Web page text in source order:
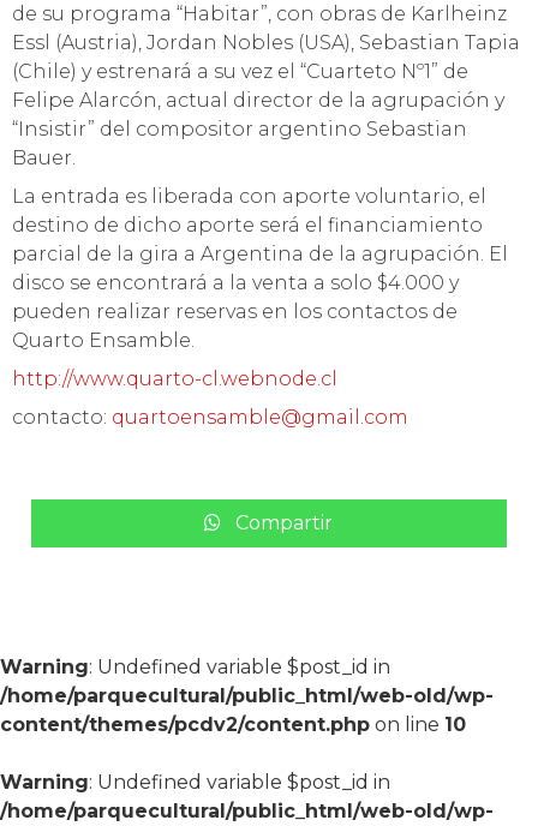
de su programa “Habitar”, con obras de Karlheinz
Essl (Austria), Jordan Nobles (USA), Sebastian Tapia
(Chile) y estrenará a su vez el “Cuarteto Nº1” de
Felipe Alarcón, actual director de la agrupación y
“Insistir” del compositor argentino Sebastian
Bauer.
La entrada es liberada con aporte voluntario, el
destino de dicho aporte será el financiamiento
parcial de la gira a Argentina de la agrupación. El
disco se encontrará a la venta a solo $4.000 y
pueden realizar reservas en los contactos de
Quarto Ensamble.
http://www.quarto-cl.webnode.cl
contacto: quartoensamble@gmail.com
Compartir
Warning: Undefined variable $post_id in
/home/parquecultural/public_html/web-old/wp-
content/themes/pcdv2/content.php on line 10
Warning: Undefined variable $post_id in
/home/parquecultural/public_html/web-old/wp-